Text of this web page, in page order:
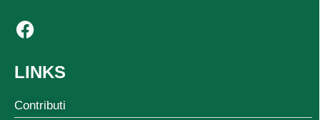
LINKS
Contributi